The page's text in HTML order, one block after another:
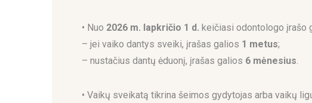
• Nuo 2026 m. lapkričio 1 d. keičiasi odontologo įrašo
– jei vaiko dantys sveiki, įrašas galios 1 metus;
– nustačius dantų ėduonį, įrašas galios 6 mėnesius.
• Vaikų sveikatą tikrina šeimos gydytojas arba vaikų